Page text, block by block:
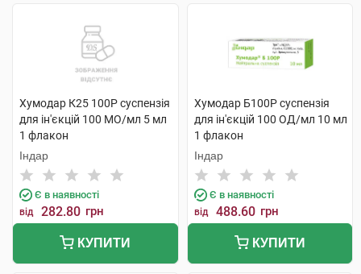
Хумодар К25 100Р суспензія
для ін'єкцій 100 МО/мл 5 мл
1 флакон
Індар
Є в наявності
від 282.80 грн
КУПИТИ
Хумодар Б100Р суспензія
для ін'єкцій 100 ОД/мл 10 мл
1 флакон
Індар
Є в наявності
від 488.60 грн
КУПИТИ